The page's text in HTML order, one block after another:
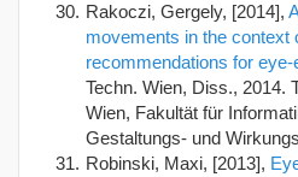
Rakoczi, Gergely, [2014],
movements in the context
recommendations for
Techn. Wien, Diss., 2014.
Wien, Fakultät für
Gestaltungs- und
Robinski, Maxi, [2013],